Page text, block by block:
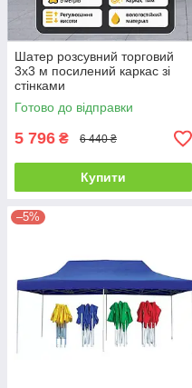
Шатер розсувний торговий
3х3 м посилений каркас зі
стінками
Готово до відправки
5 796 ₴ 6 440 ₴
Купити
–5%